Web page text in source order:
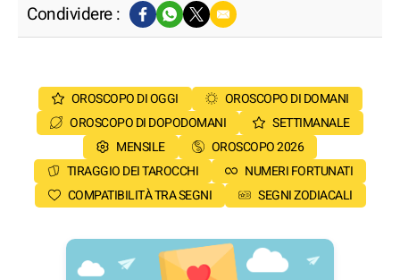
Condividere :
OROSCOPO DI OGGI
OROSCOPO DI DOMANI
OROSCOPO DI DOPODOMANI
SETTIMANALE
MENSILE
OROSCOPO 2026
TIRAGGIO DEI TAROCCHI
NUMERI FORTUNATI
COMPATIBILITÀ TRA SEGNI
SEGNI ZODIACALI